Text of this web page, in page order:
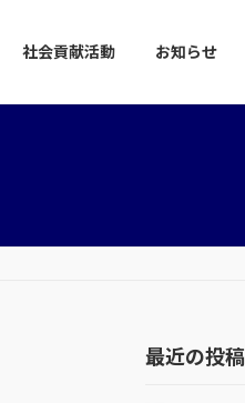
社会貢献活動 お知らせ
最近の投稿